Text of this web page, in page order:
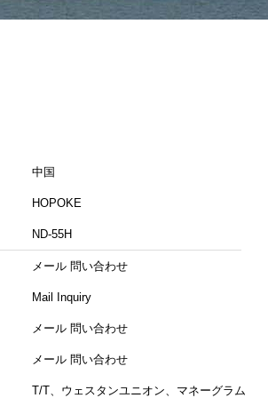
中国
HOPOKE
ND-55H
メール 問い合わせ
Mail Inquiry
メール 問い合わせ
メール 問い合わせ
T/T、ウェスタンユニオン、マネーグラム